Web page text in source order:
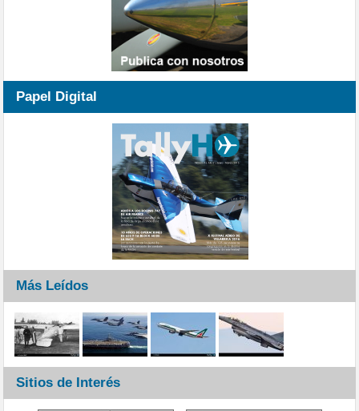
Papel Digital
Más Leídos
Sitios de Interés